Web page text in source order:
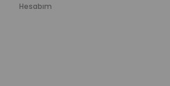
Hesabım